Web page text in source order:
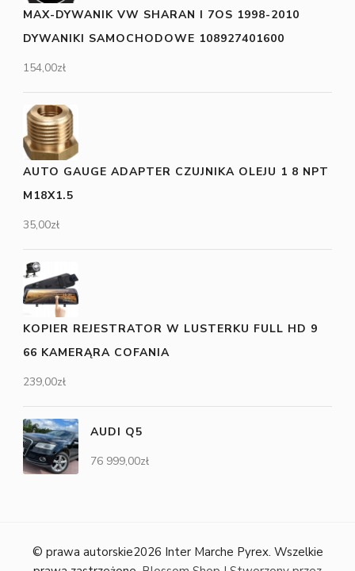
MAX-DYWANIK VW SHARAN I 7OS 1998-2010
DYWANIKI SAMOCHODOWE 108927401600
154,00zł
AUTO GAUGE ADAPTER CZUJNIKA OLEJU 1 8 NPT
M18X1.5
35,00zł
KOPIER REJESTRATOR W LUSTERKU FULL HD 9
66 KAMERĄRA COFANIA
239,00zł
AUDI Q5
76 999,00zł
© prawa autorskie2026 Inter Marche Pyrex. Wszelkie